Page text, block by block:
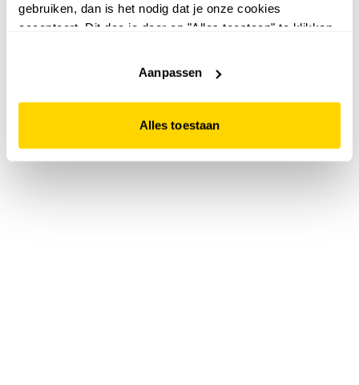
gebruiken, dan is het nodig dat je onze cookies
accepteert. Dit doe je door op "Alles toestaan" te klikken.
website niet optimaal functioneert.
Aanpassen
Alles toestaan